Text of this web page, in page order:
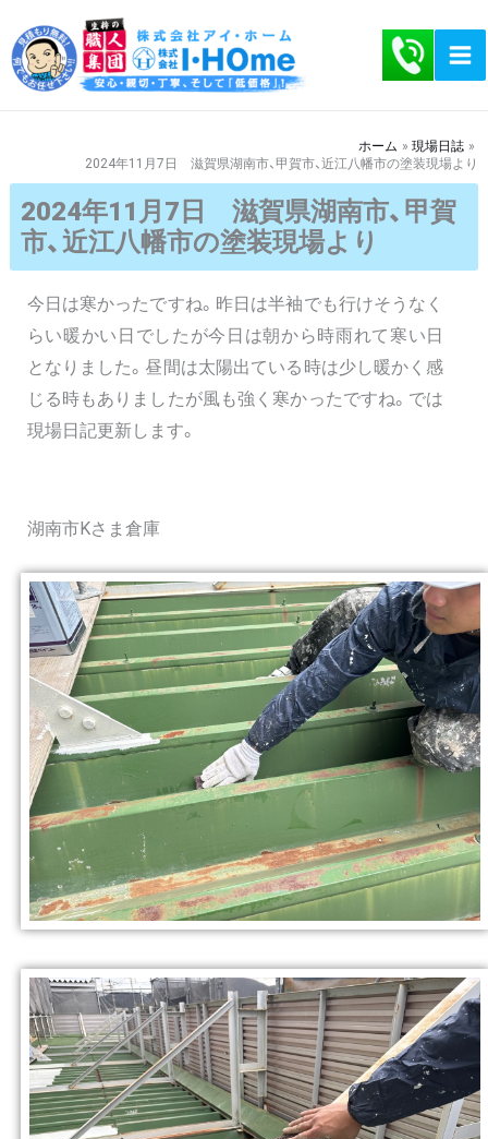
容
を
ホーム
現場日誌
2024年11月7日 滋賀県湖南市、甲賀市、近江八幡市の塗装現場より
2024年11月7日 滋賀県湖南市、甲賀
市、近江八幡市の塗装現場より
今日は寒かったですね。昨日は半袖でも行けそうなく
らい暖かい日でしたが今日は朝から時雨れて寒い日
となりました。昼間は太陽出ている時は少し暖かく感
じる時もありましたが風も強く寒かったですね。では
現場日記更新します。
湖南市Kさま倉庫